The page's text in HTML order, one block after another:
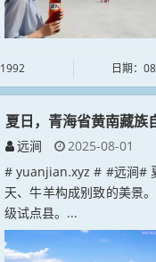
日期：
夏日，青海省黄南藏族
远涧
2025-08-01
# yuanjian.xyz # #远涧#
天、牛羊构成别致的美景
级试点县。...